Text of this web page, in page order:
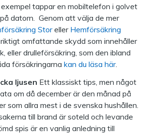
tappar en mobiltelefon i golvet
datorn. Genom att välja de mer
Storeller Hemförsäkring
omfattande skydd som innehåller
eller drulleförsäkring, som den ibland
försäkringarna kan du läsa här.
ljusen Ett klassiskt tips, men något
om då december är den månad på
som allra mest i de svenska hushållen.
till brand är soteld och levande
spis är en vanlig anledning till